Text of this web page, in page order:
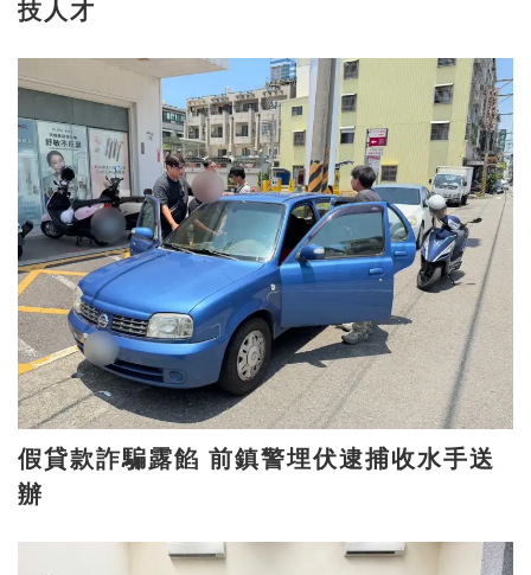
技人才
假貸款詐騙露餡 前鎮警埋伏逮捕收水手送
辦